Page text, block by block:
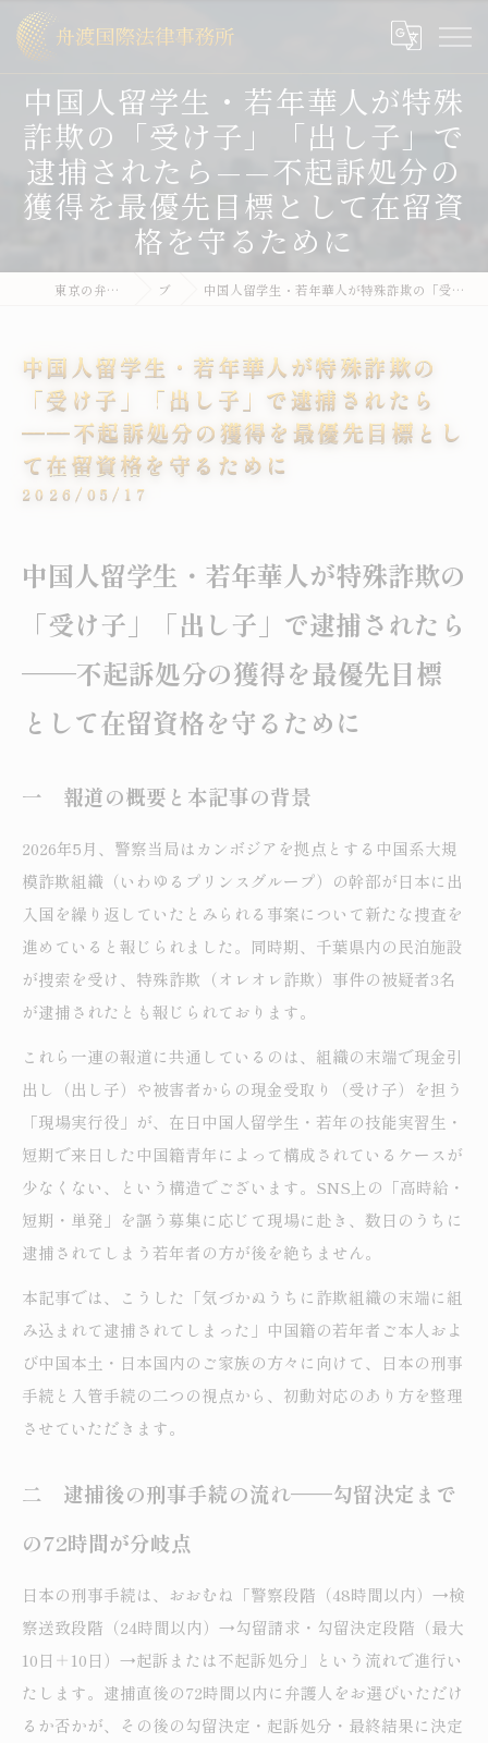
中国人留学生・若年華人が特殊
詐欺の「受け子」「出し子」で
逮捕されたら——不起訴処分の
獲得を最優先目標として在留資
格を守るために
東京の弁護士なら舟渡国際法律事務所 ブログ 中国人留学生・若年華人が特殊詐欺の「受け子」「出し子」で逮捕されたら——不起訴処分の獲得を最優先目標として在留資格を守るために
中国人留学生・若年華人が特殊詐欺の
「受け子」「出し子」で逮捕されたら
——不起訴処分の獲得を最優先目標とし
て在留資格を守るために
2026/05/17
中国人留学生・若年華人が特殊詐欺の
「受け子」「出し子」で逮捕されたら
——不起訴処分の獲得を最優先目標
として在留資格を守るために
一 報道の概要と本記事の背景
2026年5月、警察当局はカンボジアを拠点とする中国系大規
模詐欺組織（いわゆるプリンスグループ）の幹部が日本に出
入国を繰り返していたとみられる事案について新たな捜査を
進めていると報じられました。同時期、千葉県内の民泊施設
が捜索を受け、特殊詐欺（オレオレ詐欺）事件の被疑者3名
が逮捕されたとも報じられております。
これら一連の報道に共通しているのは、組織の末端で現金引
出し（出し子）や被害者からの現金受取り（受け子）を担う
「現場実行役」が、在日中国人留学生・若年の技能実習生・
短期で来日した中国籍青年によって構成されているケースが
少なくない、という構造でございます。SNS上の「高時給・
短期・単発」を謳う募集に応じて現場に赴き、数日のうちに
逮捕されてしまう若年者の方が後を絶ちません。
本記事では、こうした「気づかぬうちに詐欺組織の末端に組
み込まれて逮捕されてしまった」中国籍の若年者ご本人およ
び中国本土・日本国内のご家族の方々に向けて、日本の刑事
手続と入管手続の二つの視点から、初動対応のあり方を整理
させていただきます。
二 逮捕後の刑事手続の流れ——勾留決定まで
の72時間が分岐点
日本の刑事手続は、おおむね「警察段階（48時間以内）→検
察送致段階（24時間以内）→勾留請求・勾留決定段階（最大
10日＋10日）→起訴または不起訴処分」という流れで進行い
たします。逮捕直後の72時間以内に弁護人をお選びいただけ
るか否かが、その後の勾留決定・起訴処分・最終結果に決定